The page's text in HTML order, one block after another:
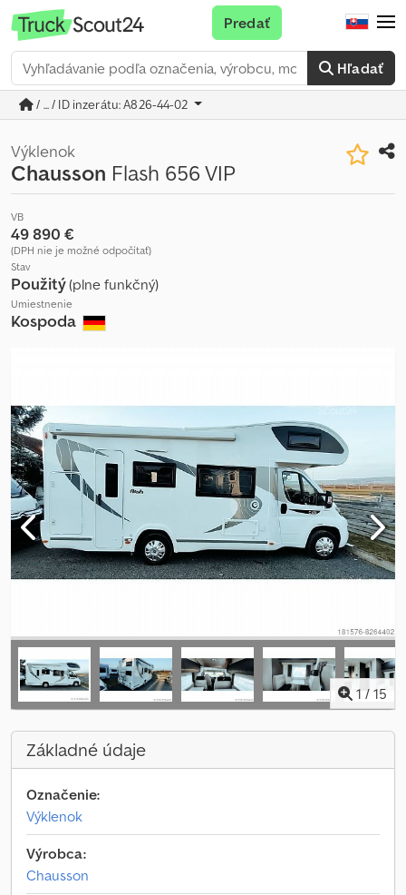
Hľadať
Predať
/ ... / ID inzerátu: A826-44-02
Výklenok
Chausson Flash 656 VIP
VB
49 890 €
(DPH nie je možné odpočítať)
Stav
Použitý(plne funkčný)
Umiestnenie
Kospoda
1 / 15
Základné údaje
Označenie:
Výklenok
Výrobca:
Chausson